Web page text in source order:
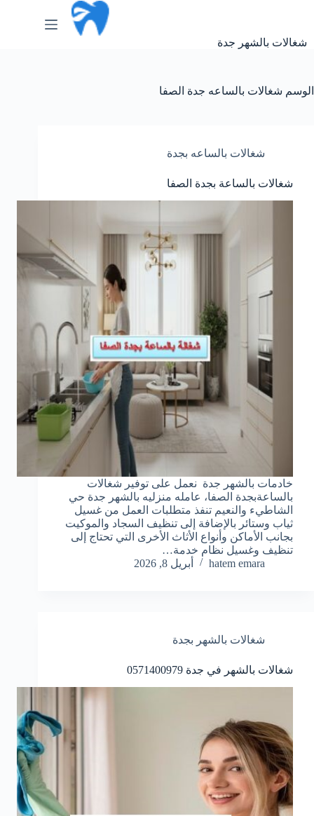
شغالات بالشهر جدة
الوسم شغالات بالساعه جدة الصفا
شغالات بالساعه بجدة
شغالات بالساعة بجدة الصفا
خادمات بالشهر جدة نعمل على توفير شغالات
بالساعةبجدة الصفا، عامله منزليه بالشهر جدة حي
الشاطيء والنعيم تنفذ متطلبات العمل من غسيل
ثياب وستائر بالإضافة إلى تنظيف السجاد والموكيت
بجانب الأماكن وأنواع الأثاث الأخرى التي تحتاج إلى
تنظيف وغسيل نظام خدمة…
hatem emara
أبريل 8, 2026
شغالات بالشهر بجدة
شغالات بالشهر في جدة 0571400979